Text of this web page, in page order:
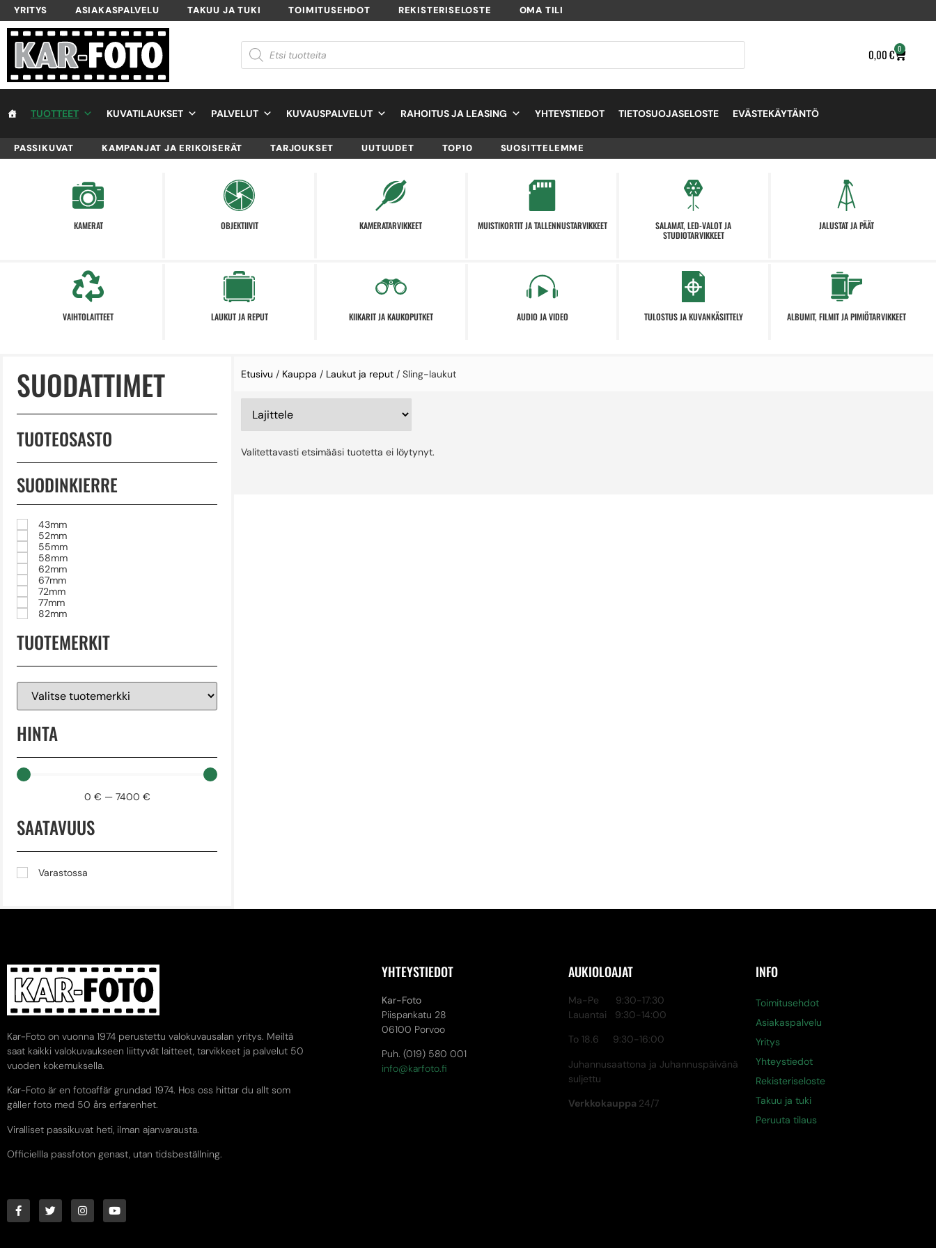
YRITYS ASIAKASPALVELU TAKUU JA TUKI TOIMITUSEHDOT REKISTERISELOSTE OMA TILI
0,00€ 0
TUOTTEET KUVATILAUKSET PALVELUT KUVAUSPALVELUT RAHOITUS JA LEASING YHTEYSTIEDOT TIETOSUOJASELOSTE EVÄSTEKÄYTÄNTÖ
PASSIKUVAT KAMPANJAT JA ERIKOISERÄT TARJOUKSET UUTUUDET TOP10 SUOSITTELEMME
KAMERAT OBJEKTIIVIT KAMERATARVIKKEET MUISTIKORTIT JA TALLENNUSTARVIKKEET
SALAMAT, LED-VALOT JA
STUDIOTARVIKKEET
JALUSTAT JA PÄÄT
VAIHTOLAITTEET LAUKUT JA REPUT KIIKARIT JA KAUKOPUTKET AUDIO JA VIDEO TULOSTUS JA KUVANKÄSITTELY ALBUMIT, FILMIT JA PIMIÖTARVIKKEET
SUODATTIMET
TUOTEOSASTO
SUODINKIERRE
43mm
52mm
55mm
58mm
62mm
67mm
72mm
77mm
82mm
TUOTEMERKIT
HINTA
0 € — 7400 €
SAATAVUUS
Varastossa
Etusivu / Kauppa / Laukut ja reput / Sling-laukut
Valitettavasti etsimääsi tuotetta ei löytynyt.
Kar-Foto on vuonna 1974 perustettu valokuvausalan yritys. Meiltä
saat kaikki valokuvaukseen liittyvät laitteet, tarvikkeet ja palvelut 50
vuoden kokemuksella.
Kar-Foto är en fotoaffär grundad 1974. Hos oss hittar du allt som
gäller foto med 50 års erfarenhet.
Viralliset passikuvat heti, ilman ajanvarausta.
Officiellla passfoton genast, utan tidsbeställning.
YHTEYSTIEDOT
Kar-Foto
Piispankatu 28
06100 Porvoo
Puh. (019) 580 001
info@karfoto.fi
AUKIOLOAJAT
Ma-Pe 9:30-17:30
Lauantai 9:30-14:00
To 18.6 9:30-16:00
Juhannusaattona ja Juhannuspäivänä
suljettu
Verkkokauppa 24/7
INFO
Toimitusehdot
Asiakaspalvelu
Yritys
Yhteystiedot
Rekisteriseloste
Takuu ja tuki
Peruuta tilaus